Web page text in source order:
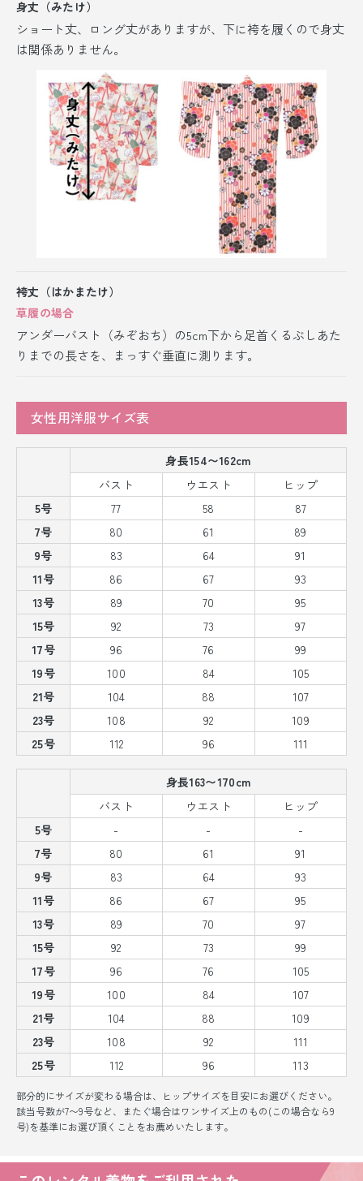
身丈（みたけ）
ショート丈、ロング丈がありますが、 下に袴を履くので身丈
は関係ありません。
袴丈（はかまたけ）
草履の場合
アンダーバスト（みぞおち）の5cm下から足首くるぶしあた
りまでの長さを、まっすぐ垂直に測ります。
女性用洋服サイズ表
身長154〜162cm
バスト
ウエスト
ヒップ
5号
77 58
87
7号
80 61
89
9号
83 64
91
11号
86 67
93
13号
89 70
95
15号
92 73
97
17号
96 76
99
19号
100 84
105
21号
104 88
107
23号
108 92
109
25号
112 96 111
身長163〜170cm
バスト
ウエスト
ヒップ
5号
- -
-
7号
80 61
91
9号
83 64
93
11号
86 67
95
13号
89 70
97
15号
92 73
99
17号
96 76
105
19号
100 84
107
21号
104 88
109
23号
108 92
111
25号
112 96 113
部分的にサイズが変わる場合は、ヒップサイズを目安にお選びください。
該当号数が7〜9号など、またぐ場合はワンサイズ上のもの(この場合なら9
号)を基準にお選び頂くことをお薦めいたします。